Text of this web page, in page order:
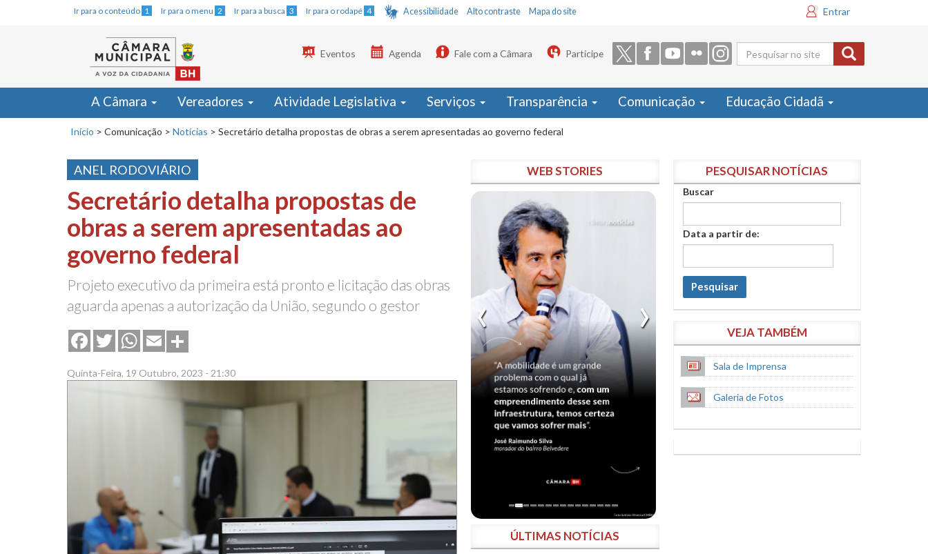
Ir para o conteúdo 1 Ir para o menu 2 Ir para a busca 3 Ir para o rodapé 4 Acessibilidade Alto contraste Mapa do site Entrar
Formulário
de busca
Eventos Agenda Fale com a Câmara Participe
A Câmara Vereadores Atividade Legislativa Serviços Transparência Comunicação Educação Cidadã
Início > Comunicação > Notícias > Secretário detalha propostas de obras a serem apresentadas ao governo federal
ANEL RODOVIÁRIO
Secretário detalha propostas de
obras a serem apresentadas ao
governo federal
Projeto executivo da primeira está pronto e licitação das obras
aguarda apenas a autorização da União, segundo o gestor
FacebookTwitterWhatsApp
Email
Quinta-Feira, 19 Outubro, 2023 - 21:30
WEB STORIES
ÚLTIMAS NOTÍCIAS
PESQUISAR NOTÍCIAS
Buscar
Data a partir de:
Pesquisar
VEJA TAMBÉM
Sala de Imprensa
Galeria de Fotos